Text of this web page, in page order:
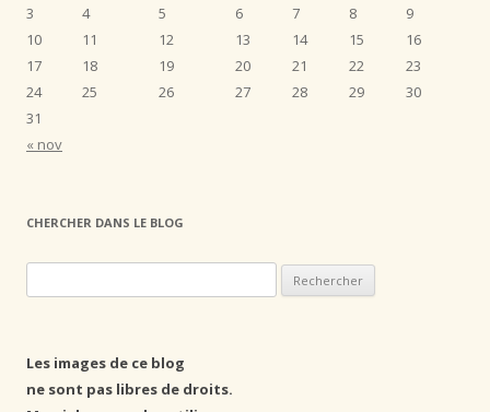
« nov
3
4 5 6 7 8
9
10
11 12 13 14 15
16
17
18 19 20 21 22
23
24
25 26 27 28 29
30
31
CHERCHER DANS LE BLOG
e
h
r
Les images de ce blog
ne sont pas libres de droits.